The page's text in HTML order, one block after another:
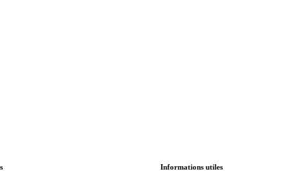
Informations utiles